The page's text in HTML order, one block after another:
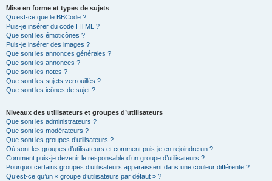
Mise en forme et types de sujets
Qu’est-ce que le BBCode ?
Puis-je insérer du code HTML ?
Que sont les émoticônes ?
Puis-je insérer des images ?
Que sont les annonces générales ?
Que sont les annonces ?
Que sont les notes ?
Que sont les sujets verrouillés ?
Que sont les icônes de sujet ?
Niveaux des utilisateurs et groupes d’utilisateurs
Que sont les administrateurs ?
Que sont les modérateurs ?
Que sont les groupes d’utilisateurs ?
Où sont les groupes d’utilisateurs et comment puis-je en rejoindre un ?
Comment puis-je devenir le responsable d’un groupe d’utilisateurs ?
Pourquoi certains groupes d’utilisateurs apparaissent dans une couleur différente ?
Qu’est-ce qu’un « groupe d’utilisateurs par défaut » ?